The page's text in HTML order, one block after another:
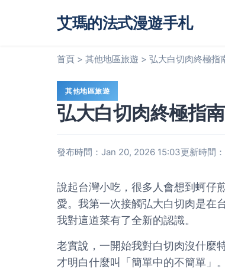
艾瑪的法式漫遊手札
首頁 > 其他地區旅遊 > 弘大白切肉終極指
其他地區旅遊
弘大白切肉終極指
發布時間：Jan 20, 2026 15:03更新時間
說起台灣小吃，很多人會想到蚵仔
愛。我第一次接觸弘大白切肉是在
我對這道菜有了全新的認識。
老實說，一開始我對白切肉沒什麼
才明白什麼叫「簡單中的不簡單」